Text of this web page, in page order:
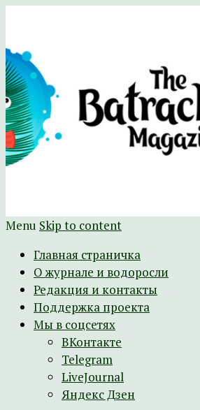
The
Батрахоспермум
Menu Skip to content
Главная страничка
О журнале и водоросли
Редакция и контакты
Поддержка проекта
Мы в соцсетях
ВКонтакте
Telegram
LiveJournal
Яндекс Дзен